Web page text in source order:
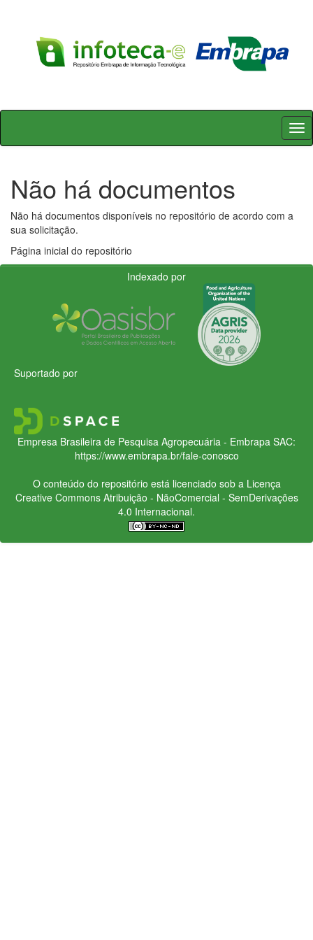
Skip
Não há documentos
Não há documentos disponíveis no repositório de acordo com a
sua solicitação.
Página inicial do repositório
Indexado por
Suportado por
Empresa Brasileira de Pesquisa Agropecuária - Embrapa SAC:
https://www.embrapa.br/fale-conosco
O conteúdo do repositório está licenciado sob a Licença
Creative CommonsAtribuição - NãoComercial - SemDerivações
4.0 Internacional.